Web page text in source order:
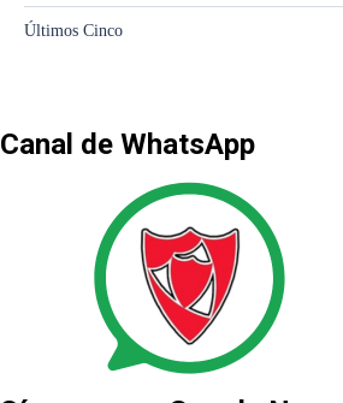
Canal de WhatsApp